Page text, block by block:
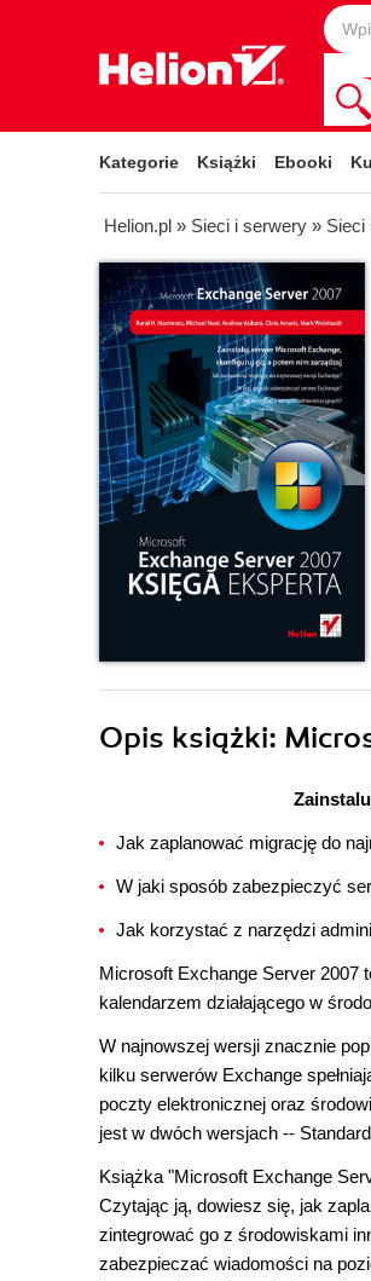
Kategorie Książki Ebooki
Helion.pl » Sieci i serwery » Sieci
Opis książki:
Jak zaplanować migrację do
W jaki sposób zabezpieczyć
Jak korzystać z narzędzi
Microsoft Exchange Server 2007
kalendarzem działającego w
W najnowszej wersji znacznie
kilku serwerów Exchange
poczty elektronicznej oraz
jest w dwóch wersjach --
Książka "Microsoft Exchange
Czytając ją, dowiesz się, jak
zintegrować go z środowiskami
zabezpieczać wiadomości na